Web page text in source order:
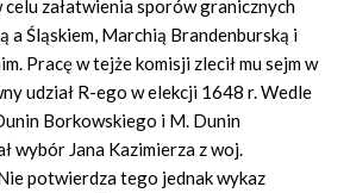
celu załatwienia sporów granicznych
a Śląskiem, Marchią Brandenburską i
Pracę w tejże komisji zlecił mu sejm w
udział R-ego w elekcji 1648 r. Wedle
Borkowskiego i M. Dunin
wybór Jana Kazimierza z woj.
potwierdza tego jednak wykaz